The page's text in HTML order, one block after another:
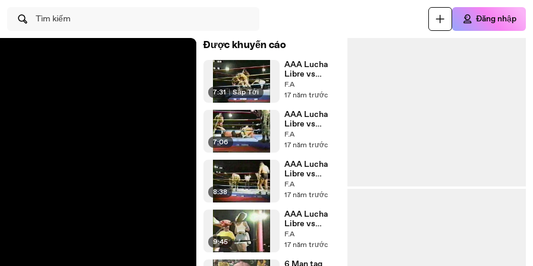
Tìm kiếm Đăng nhập
Được khuyến cáo
7:31 | Sắp Tới
AAA Lucha
Libre vs
Wrestling
USA P4
F.A
17 năm trước
7:06
AAA Lucha
Libre vs
Wrestling
USA P3
F.A
17 năm trước
8:38
AAA Lucha
Libre vs
Wrestling
USA P2
F.A
17 năm trước
9:45
AAA Lucha
Libre vs
Wrestling
USA P1
F.A
17 năm trước